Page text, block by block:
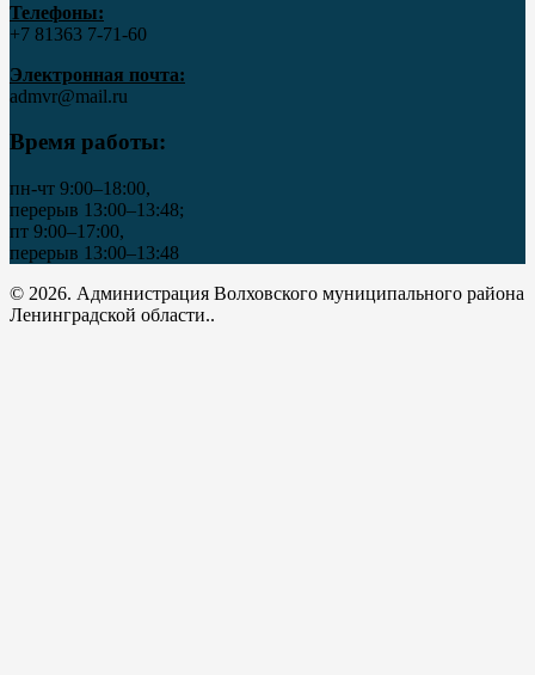
Телефоны:
+7 81363 7‑71-60
Электронная почта:
admvr@mail.ru
Время работы:
пн-чт 9:00–18:00,
перерыв 13:00–13:48;
пт 9:00–17:00,
перерыв 13:00–13:48
© 2026. Администрация Волховского муниципального района
Ленинградской области..